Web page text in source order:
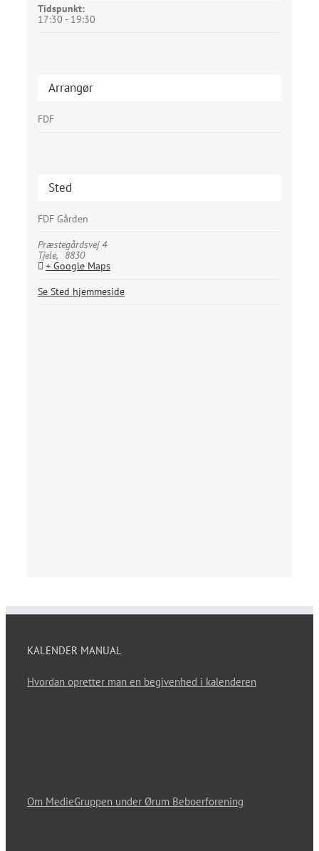
Tidspunkt:
17:30 - 19:30
Arrangør
FDF
Sted
FDF Gården
Præstegårdsvej 4
Tjele,
8830
+ Google Maps
Se Sted hjemmeside
KALENDER MANUAL
Hvordan opretter man en begivenhed i kalenderen
Om MedieGruppen under Ørum Beboerforening